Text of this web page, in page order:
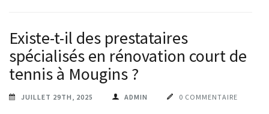
Existe-t-il des prestataires
spécialisés en rénovation court de
tennis à Mougins ?
JUILLET 29TH, 2025 ADMIN 0 COMMENTAIRE